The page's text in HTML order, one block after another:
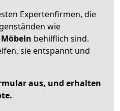
Expertenfirmen, die
wie
behilflich sind.
sie entspannt und
aus, und erhalten